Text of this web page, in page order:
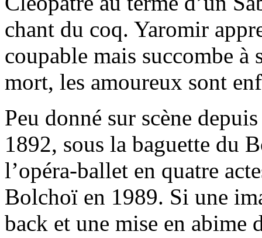
chant du coq. Yaromir
coupable mais succombe
mort, les amoureux sont
Peu donné sur scène
1892, sous la baguette du
l’opéra-ballet en quatre
Bolchoï en 1989. Si une
back et une mise en abime